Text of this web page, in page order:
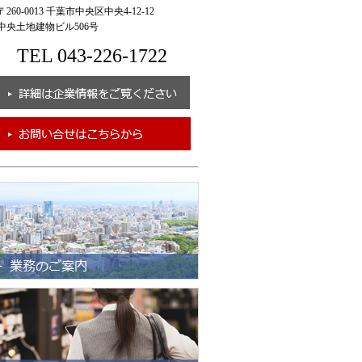
0013 千葉市中央区中央4-12-12
土地建物ビル506号
TEL 043-226-1722